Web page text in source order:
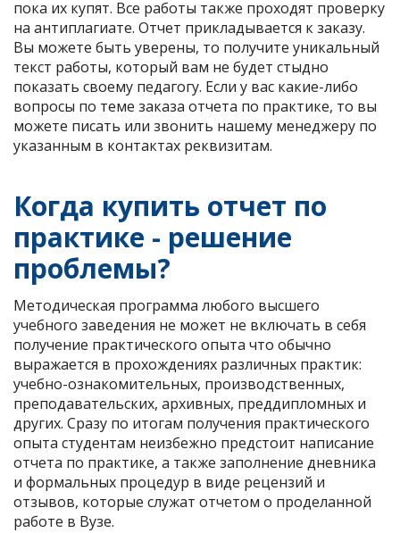
пока их купят. Все работы также проходят проверку
на антиплагиате. Отчет прикладывается к заказу.
Вы можете быть уверены, то получите уникальный
текст работы, который вам не будет стыдно
показать своему педагогу. Если у вас какие-либо
вопросы по теме заказа отчета по практике, то вы
можете писать или звонить нашему менеджеру по
указанным в контактах реквизитам.
Когда купить отчет по
практике - решение
проблемы?
Методическая программа любого высшего
учебного заведения не может не включать в себя
получение практического опыта что обычно
выражается в прохождениях различных практик:
учебно-ознакомительных, производственных,
преподавательских, архивных, преддипломных и
других. Сразу по итогам получения практического
опыта студентам неизбежно предстоит написание
отчета по практике, а также заполнение дневника
и формальных процедур в виде рецензий и
отзывов, которые служат отчетом о проделанной
работе в Вузе.